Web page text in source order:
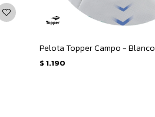
Pelota Topper Campo - Blanco
$ 1.190